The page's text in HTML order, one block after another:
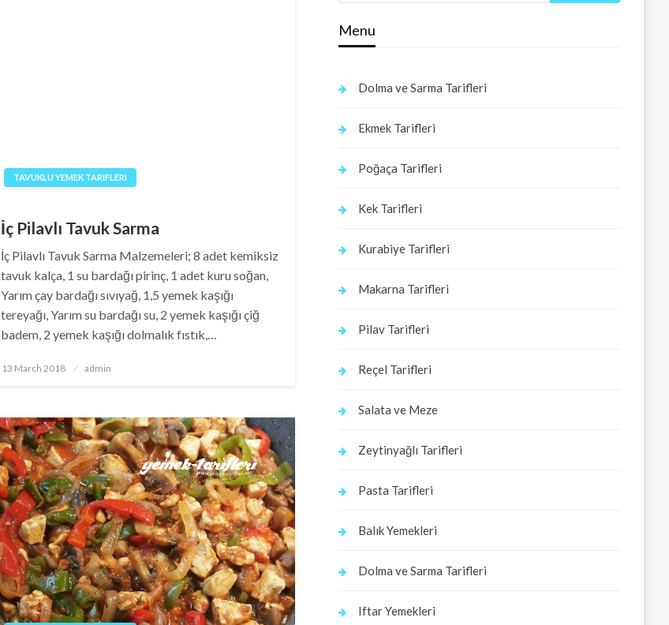
TAVUKLU YEMEK TARIFLERI
İç Pilavlı Tavuk Sarma
İç Pilavlı Tavuk Sarma Malzemeleri; 8 adet kemiksiz
tavuk kalça, 1 su bardağı pirinç, 1 adet kuru soğan,
Yarım çay bardağı sıvıyağ, 1,5 yemek kaşığı
tereyağı, Yarım su bardağı su, 2 yemek kaşığı çiğ
badem, 2 yemek kaşığı dolmalık fıstık,…
Posted
13 March 2018 admin
Menu
Dolma ve Sarma Tarifleri
Ekmek Tarifleri
Poğaça Tarifleri
Kek Tarifleri
Kurabiye Tarifleri
Makarna Tarifleri
Pilav Tarifleri
Reçel Tarifleri
Salata ve Meze
Zeytinyağlı Tarifleri
Pasta Tarifleri
Balık Yemekleri
Dolma ve Sarma Tarifleri
Iftar Yemekleri